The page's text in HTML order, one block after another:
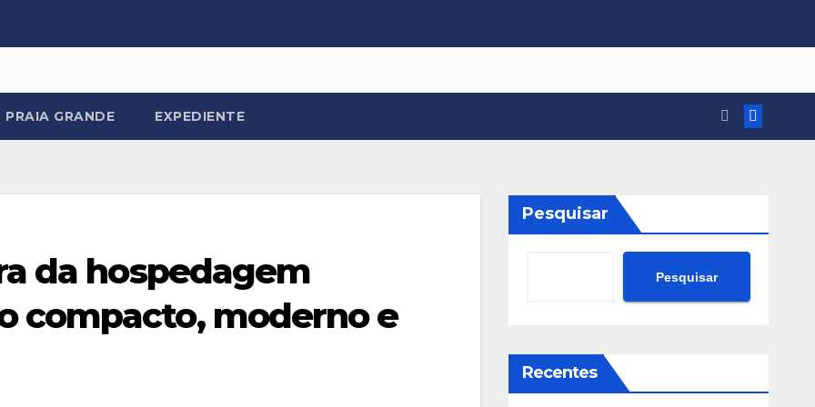
PRAIA GRANDE EXPEDIENTE
da hospedagem
compacto, moderno e
Pesquisar
Pesquisar
Recentes